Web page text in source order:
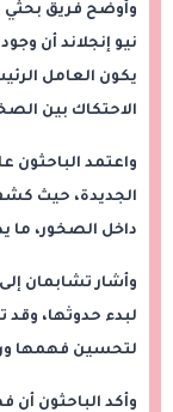
وأوضح فريق بحثي
نيو إنجلاند أن
يكون العامل
الاحتكاك بين
واعتمد الباحثون
الجديدة، حيث
داخل الصخور، ما
وأشار تشابمان
لبدء حدوثها،
لتحسين فهمها
وأكد الباحثون أن